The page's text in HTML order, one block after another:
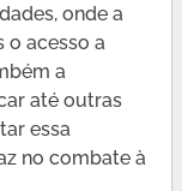
onde a
o acesso a
a
até outras
essa
no combate à